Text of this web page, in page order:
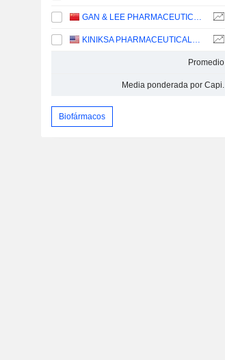
GAN & LEE PHARMACEUTICALS.
KINIKSA PHARMACEUTICALS INTERNATIONAL, PLC
Promedio
Media ponderada por Capi.
Biofármacos